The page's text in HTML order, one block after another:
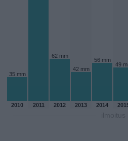
35 mm
62 mm
42 mm
56 mm
49
2010 2011 2012 2013 2014